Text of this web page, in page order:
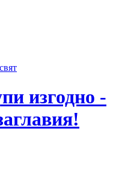
изгодно -